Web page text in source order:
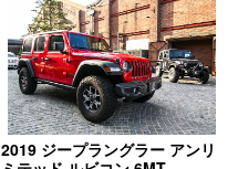
2019 ジープラングラー アンリ